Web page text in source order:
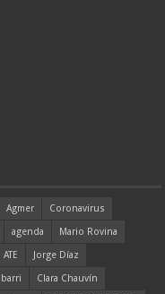
Agmer
Coronavirus
agenda
Mario Rovina
ATE
Jorge Díaz
Clara Chauvín